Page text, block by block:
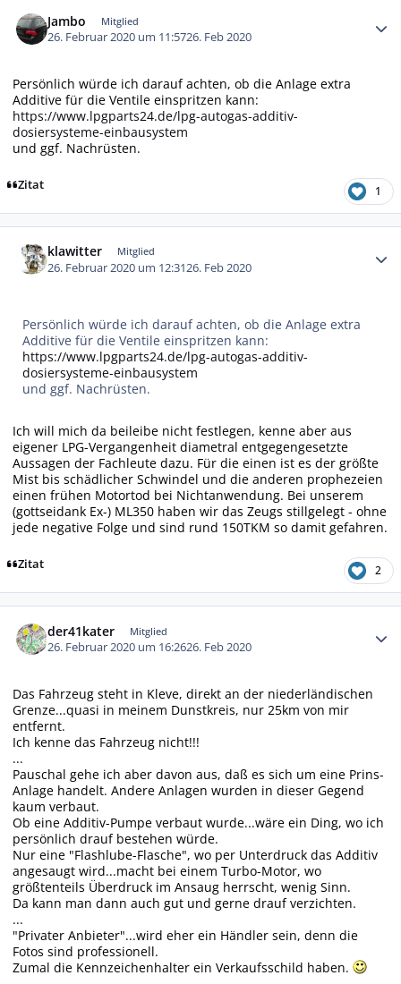
Jambo Mitglied
26. Februar 2020 um 11:5726. Feb 2020
Persönlich würde ich darauf achten, ob die Anlage extra
Additive für die Ventile einspritzen kann:
https://www.lpgparts24.de/lpg-autogas-additiv-
dosiersysteme-einbausystem
und ggf. Nachrüsten.
Zitat 1
klawitter Mitglied
26. Februar 2020 um 12:3126. Feb 2020
Persönlich würde ich darauf achten, ob die Anlage extra
Additive für die Ventile einspritzen kann:
https://www.lpgparts24.de/lpg-autogas-additiv-
dosiersysteme-einbausystem
und ggf. Nachrüsten.
Ich will mich da beileibe nicht festlegen, kenne aber aus
eigener LPG-Vergangenheit diametral entgegengesetzte
Aussagen der Fachleute dazu. Für die einen ist es der größte
Mist bis schädlicher Schwindel und die anderen prophezeien
einen frühen Motortod bei Nichtanwendung. Bei unserem
(gottseidank Ex-) ML350 haben wir das Zeugs stillgelegt - ohne
jede negative Folge und sind rund 150TKM so damit gefahren.
Zitat 2
der41kater Mitglied
26. Februar 2020 um 16:2626. Feb 2020
Das Fahrzeug steht in Kleve, direkt an der niederländischen
Grenze...quasi in meinem Dunstkreis, nur 25km von mir
entfernt.
Ich kenne das Fahrzeug nicht!!!
...
Pauschal gehe ich aber davon aus, daß es sich um eine Prins-
Anlage handelt. Andere Anlagen wurden in dieser Gegend
kaum verbaut.
Ob eine Additiv-Pumpe verbaut wurde...wäre ein Ding, wo ich
persönlich drauf bestehen würde.
Nur eine "Flashlube-Flasche", wo per Unterdruck das Additiv
angesaugt wird...macht bei einem Turbo-Motor, wo
größtenteils Überdruck im Ansaug herrscht, wenig Sinn.
Da kann man dann auch gut und gerne drauf verzichten.
...
"Privater Anbieter"...wird eher ein Händler sein, denn die
Fotos sind professionell.
Zumal die Kennzeichenhalter ein Verkaufsschild haben.